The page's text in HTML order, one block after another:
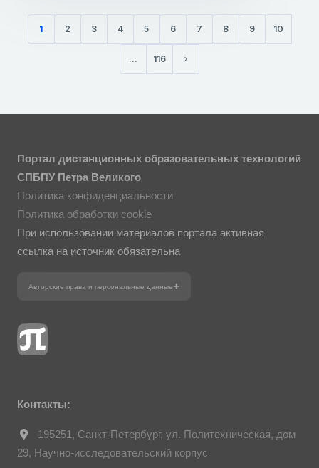
1 2 3 4 5 6 7 8 9 10
… 116
Портал дистанционных образовательных технологий
СПБПУ Петра Великого
Политика конфиденциальности
Политика обработки cookie
При использовании материалов портала активная
ссылка на источник обязательна
Авторские права и персональные данные
Фотографии размещены с согласия
о персональных данных. Согласно
гражданина», все фотоматериалы
Контакты:
195251, Санкт-Петербург, ул. Политехническая, дом
29, Научно-исследовательский корпус